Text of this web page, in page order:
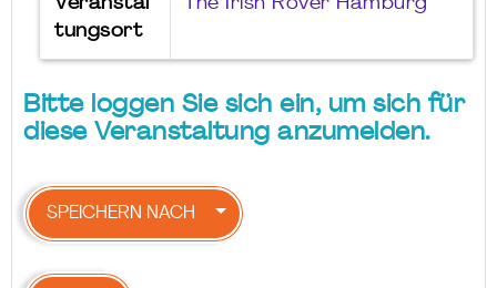
Veranstal
tungsort
The Irish Rover Hamburg
Bitte loggen Sie sich ein, um sich für
diese Veranstaltung anzumelden.
SPEICHERN NACH